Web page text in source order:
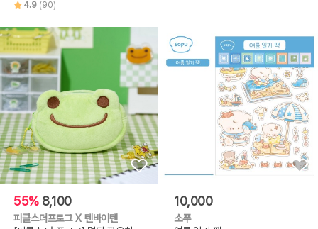
4.9 (90)
55% 8,100
피클스더프로그 X 텐바이텐
10,000
소푸